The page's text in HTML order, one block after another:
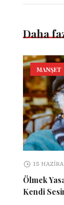
Daha
MANŞET
15
Ölmek
Kendi